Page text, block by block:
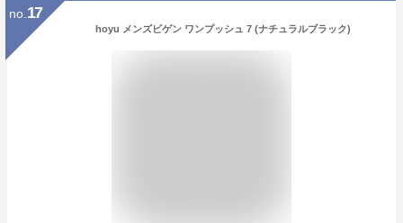
no. 17
hoyu メンズビゲン ワンプッシュ 7 (ナチュラルブラック)